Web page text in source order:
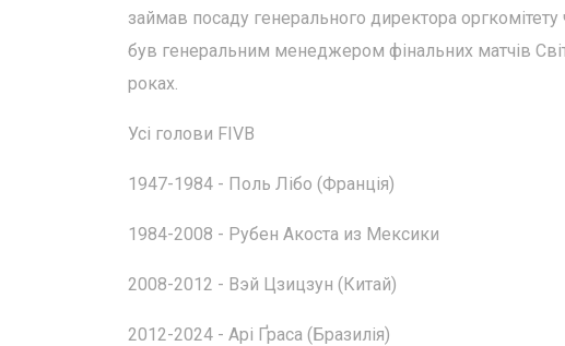
займав посаду генерального директора
був генеральним менеджером фінальних матчів
роках.
Усі голови FIVB
1947-1984 - Поль Лібо (Франція)
1984-2008 - Рубен Акоста из Мексики
2008-2012 - Вэй Цзицзун (Китай)
2012-2024 - Арі Ґраса (Бразилія)